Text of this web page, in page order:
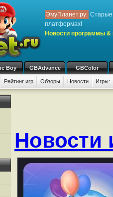
ЭмуПланет.ру: Старые
платформах!
Новости программы &
Boy GBAdvance GBColor
Рейтинг игр Обзоры Новости Игры:
Новости